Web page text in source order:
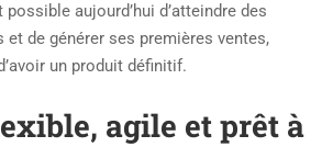
aujourd’hui d’atteindre des
de générer ses premières ventes,
un produit définitif.
agile et prêt à